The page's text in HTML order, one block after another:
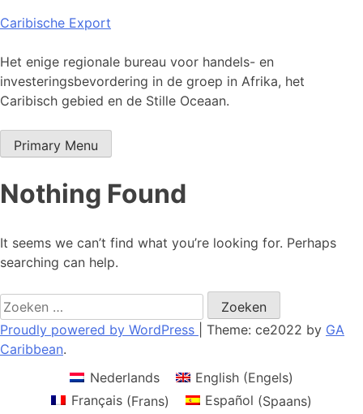
Skip
content
Caribische Export
Het enige regionale bureau voor handels- en
investeringsbevordering in de groep in Afrika, het
Caribisch gebied en de Stille Oceaan.
Primary Menu
Nothing Found
It seems we can’t find what you’re looking for. Perhaps
searching can help.
Zoeken
naar:
Proudly powered by WordPress Theme: ce2022 by GA
Caribbean.
Nederlands
English(Engels)
Français(Frans) Español (Spaans)